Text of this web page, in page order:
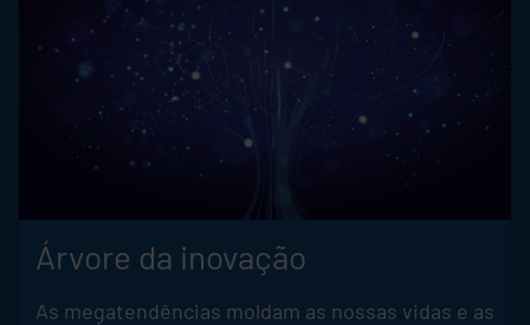
Árvore da inovação
As megatendências moldam as nossas vidas e as